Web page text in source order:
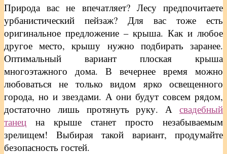
Природа вас не впечатляет? Лесу предпочитаете
урбанистический пейзаж? Для вас тоже есть
оригинальное предложение – крыша. Как и любое
другое место, крышу нужно подбирать заранее.
Оптимальный вариант плоская крыша
многоэтажного дома. В вечернее время можно
любоваться не только видом ярко освещенного
города, но и звездами. А они будут совсем рядом,
достаточно лишь протянуть руку. А свадебный
танец на крыше станет просто незабываемым
зрелищем! Выбирая такой вариант, продумайте
безопасность гостей.